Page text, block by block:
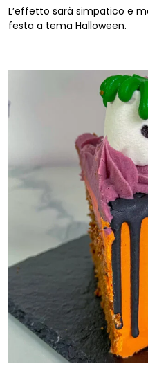
L’effetto sarà simpatico e
festa a tema Halloween.